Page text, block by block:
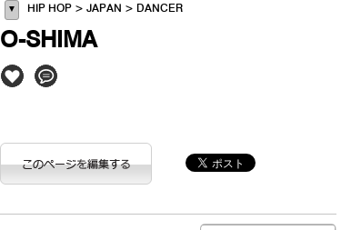
▼ HIP HOP > JAPAN > DANCER
O-SHIMA